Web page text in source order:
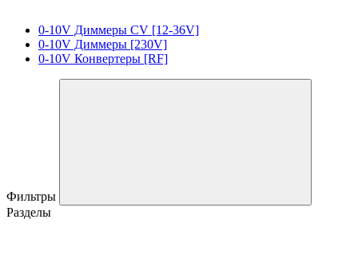
0-10V Диммеры CV [12-36V]
0-10V Диммеры [230V]
0-10V Конвертеры [RF]
Фильтры
Разделы